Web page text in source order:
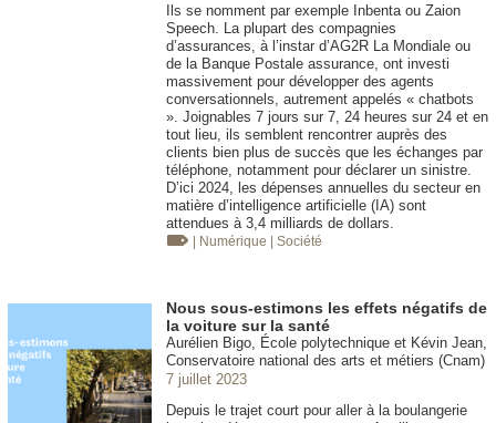
Ils se nomment par exemple Inbenta ou Zaion
Speech. La plupart des compagnies
d’assurances, à l’instar d’AG2R La Mondiale ou
de la Banque Postale assurance, ont investi
massivement pour développer des agents
conversationnels, autrement appelés « chatbots
». Joignables 7 jours sur 7, 24 heures sur 24 et en
tout lieu, ils semblent rencontrer auprès des
clients bien plus de succès que les échanges par
téléphone, notamment pour déclarer un sinistre.
D’ici 2024, les dépenses annuelles du secteur en
matière d’intelligence artificielle (IA) sont
attendues à 3,4 milliards de dollars.
| Numérique | Société
Nous sous-estimons les effets négatifs de
la voiture sur la santé
Aurélien Bigo, École polytechnique et Kévin Jean,
Conservatoire national des arts et métiers (Cnam)
7 juillet 2023
Depuis le trajet court pour aller à la boulangerie